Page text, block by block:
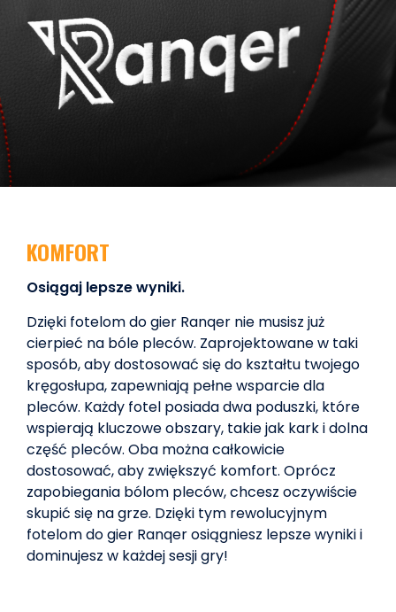
KOMFORT
Osiągaj lepsze wyniki.
Dzięki fotelom do gier Ranqer nie musisz już
cierpieć na bóle pleców. Zaprojektowane w taki
sposób, aby dostosować się do kształtu twojego
kręgosłupa, zapewniają pełne wsparcie dla
pleców. Każdy fotel posiada dwa poduszki, które
wspierają kluczowe obszary, takie jak kark i dolna
część pleców. Oba można całkowicie
dostosować, aby zwiększyć komfort. Oprócz
zapobiegania bólom pleców, chcesz oczywiście
skupić się na grze. Dzięki tym rewolucyjnym
fotelom do gier Ranqer osiągniesz lepsze wyniki i
dominujesz w każdej sesji gry!